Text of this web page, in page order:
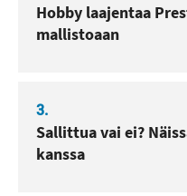
Hobby laajentaa
mallistoaan
3.
Sallittua vai ei?
kanssa